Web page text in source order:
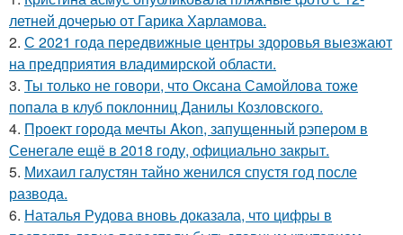
летней дочерью от Гарика Харламова.
2. С 2021 года передвижные центры здоровья выезжают
на предприятия владимирской области.
3. Ты только не говори, что Оксана Самойлова тоже
попала в клуб поклонниц Данилы Козловского.
4. Проект города мечты Akon, запущенный рэпером в
Сенегале ещё в 2018 году, официально закрыт.
5. Михаил галустян тайно женился спустя год после
развода.
6. Наталья Рудова вновь доказала, что цифры в